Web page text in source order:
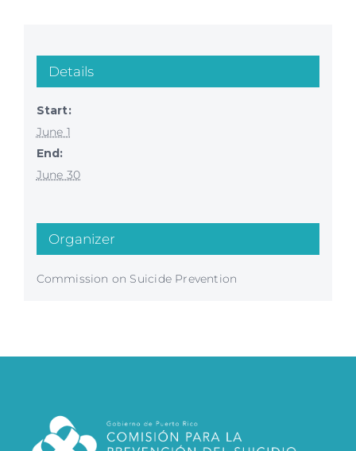
Details
Start:
June 1
End:
June 30
Organizer
Commission on Suicide Prevention